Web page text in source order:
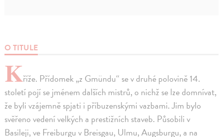
O TITULE
Kříže. Přídomek „z Gmündu“ se v druhé polovině 14.
století pojí se jménem dalších mistrů, o nichž se lze domnívat,
že byli vzájemně spjati i příbuzenskými vazbami. Jim bylo
svěřeno vedení velkých a prestižních staveb. Působili v
Basileji, ve Freiburgu v Breisgau, Ulmu, Augsburgu, a na